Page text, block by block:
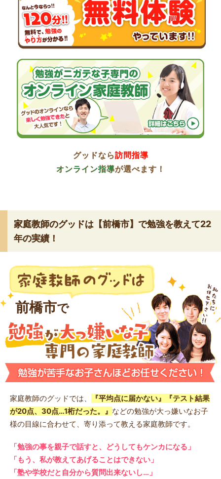
グッドなら訪問指導
オンライン指導が選べます！
家庭教師のグッドは【前橋市】で勉強を教えて22
年の実績！
前橋市で
家庭教師のグッドでは、
『平均点に届かない』『テスト結果
が20点、30点…1桁だった。』 などの勉強が大っ嫌いなお子
様の目線に合わせて、寄り添って教える家庭教師です。
「勉強の事を親子で話すと、どうしてもケンカになる」
「もう、私が教えてあげることはできない」
「塾や学校だと自分から質問出来ないし…」